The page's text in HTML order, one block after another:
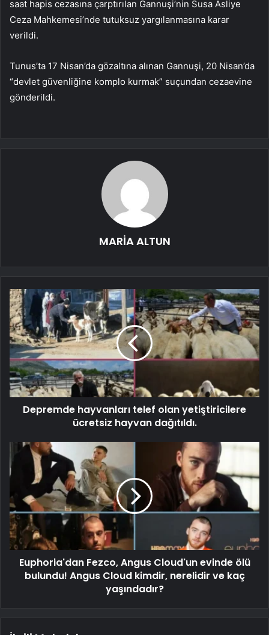
saat hapis cezasına çarptırılan Gannuşi’nin Susa Asliye
Ceza Mahkemesi’nde tutuksuz yargılanmasına karar
verildi.
Tunus’ta 17 Nisan’da gözaltına alınan Gannuşi, 20 Nisan’da
“devlet güvenliğine komplo kurmak” suçundan cezaevine
gönderildi.
MARİA ALTUN
Depremde hayvanları telef olan yetiştiricilere
ücretsiz hayvan dağıtıldı.
Euphoria'dan Fezco, Angus Cloud'un evinde ölü
bulundu! Angus Cloud kimdir, nerelidir ve kaç
yaşındadır?